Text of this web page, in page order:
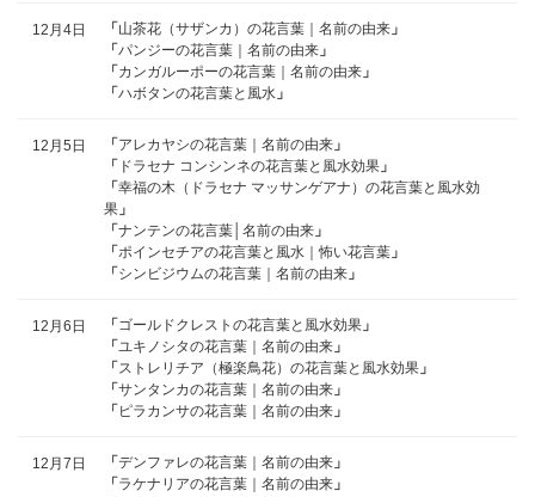
12月4日 「 山茶花（サザンカ）の花言葉｜名前の由来 」
「 パンジーの花言葉｜名前の由来 」
「 カンガルーポーの花言葉｜名前の由来 」
「 ハボタンの花言葉と風水 」
12月5日 「 アレカヤシの花言葉｜名前の由来 」
「 ドラセナ コンシンネの花言葉と風水効果 」
「 幸福の木（ドラセナ マッサンゲアナ）の花言葉と風水効
果 」
「 ナンテンの花言葉│名前の由来 」
「 ポインセチアの花言葉と風水｜怖い花言葉 」
「 シンビジウムの花言葉｜名前の由来 」
12月6日 「 ゴールドクレストの花言葉と風水効果 」
「 ユキノシタの花言葉｜名前の由来 」
「 ストレリチア（極楽鳥花）の花言葉と風水効果 」
「 サンタンカの花言葉｜名前の由来 」
「 ピラカンサの花言葉｜名前の由来 」
12月7日 「 デンファレの花言葉｜名前の由来 」
「 ラケナリアの花言葉｜名前の由来 」